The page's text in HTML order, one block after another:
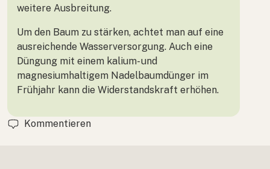
weitere Ausbreitung.
Um den Baum zu stärken, achtet man auf eine
ausreichende Wasserversorgung. Auch eine
Düngung mit einem kalium- und
magnesiumhaltigem Nadelbaumdünger im
Frühjahr kann die Widerstandskraft erhöhen.
Kommentieren